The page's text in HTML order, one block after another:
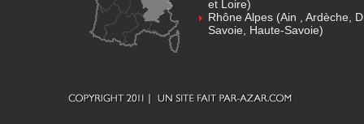
et Loire)
Rhône Alpes (Ain , Ardèche,
Savoie, Haute-Savoie)